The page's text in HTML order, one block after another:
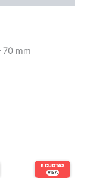
70 mm
6 CUOTAS
VISA